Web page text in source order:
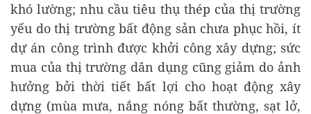
khó lường; nhu cầu tiêu thụ thép của thị trường
yếu do thị trường bất động sản chưa phục hồi, ít
dự án công trình được khởi công xây dựng; sức
mua của thị trường dân dụng cũng giảm do ảnh
hưởng bởi thời tiết bất lợi cho hoạt động xây
dựng (mùa mưa, nắng nóng bất thường, sạt lở,